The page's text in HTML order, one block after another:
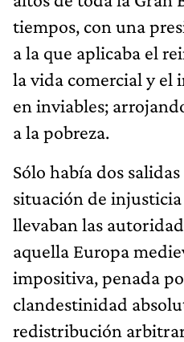
tiempos, con una
a la que aplicaba el
la vida comercial y el
en inviables;
a la pobreza.
Sólo había dos
situación de
llevaban las
aquella Europa
impositiva, penada
clandestinidad
redistribución